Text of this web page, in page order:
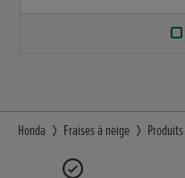
Honda Fraises à neige Produits